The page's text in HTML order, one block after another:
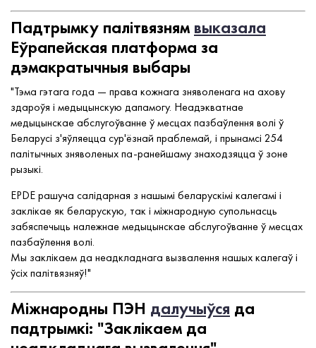
Падтрымку палітвязням выказала
Еўрапейская платформа за
дэмакратычныя выбары
"Тэма гэтага года — права кожнага зняволенага на ахову
здароўя і медыцынскую дапамогу. Неадэкватнае
медыцынскае абслугоўванне ў месцах пазбаўлення волі ў
Беларусі з'яўляецца сур'ёзнай праблемай, і прынамсі 254
палітычных зняволеных па-ранейшаму знаходзяцца ў зоне
рызыкі.
EPDE рашуча салідарная з нашымі беларускімі калегамі і
заклікае як беларускую, так і міжнародную супольнасць
забяспечыць належнае медыцынскае абслугоўванне ў месцах
пазбаўлення волі.
Мы заклікаем да неадкладнага вызвалення нашых калегаў і
ўсіх палітвязняў!"
Міжнародны ПЭН далучыўся да
падтрымкі: "Заклікаем да